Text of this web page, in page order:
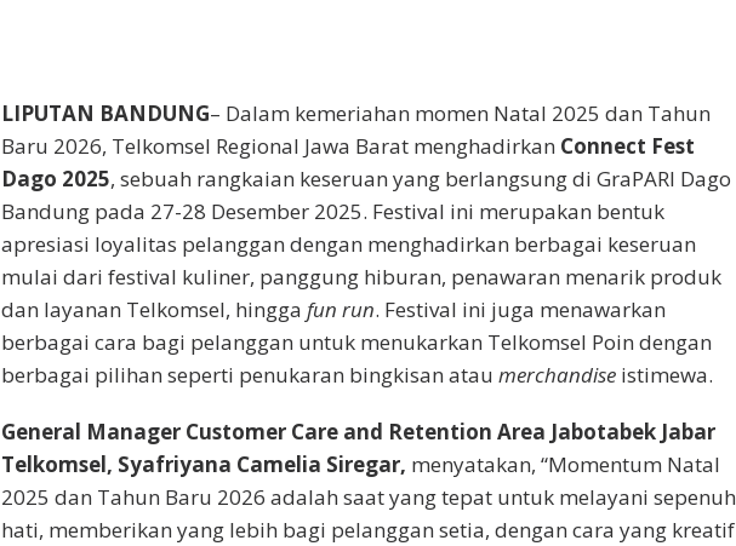
LIPUTAN BANDUNG– Dalam kemeriahan momen Natal 2025 dan Tahun
Baru 2026, Telkomsel Regional Jawa Barat menghadirkan Connect Fest
Dago 2025, sebuah rangkaian keseruan yang berlangsung di GraPARI Dago
Bandung pada 27-28 Desember 2025. Festival ini merupakan bentuk
apresiasi loyalitas pelanggan dengan menghadirkan berbagai keseruan
mulai dari festival kuliner, panggung hiburan, penawaran menarik produk
dan layanan Telkomsel, hinggafun run. Festival ini juga menawarkan
berbagai cara bagi pelanggan untuk menukarkan Telkomsel Poin dengan
berbagai pilihan seperti penukaran bingkisan ataumerchandise istimewa.
General Manager Customer Care and Retention Area Jabotabek Jabar
Telkomsel, Syafriyana Camelia Siregar, menyatakan, “Momentum Natal
2025 dan Tahun Baru 2026 adalah saat yang tepat untuk melayani sepenuh
hati, memberikan yang lebih bagi pelanggan setia, dengan cara yang kreatif